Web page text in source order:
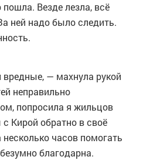
пошла. Везде лезла, всё
ней надо было следить.
— махнула рукой
неправильно
попросила я жильцов
Кирой обратно в своё
часов помогать
благодарна.